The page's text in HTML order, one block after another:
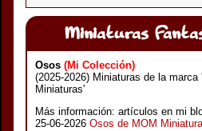
Miniaturas
Osos (Mi Colección)
(2025-2026) Miniaturas de la marca
Miniaturas'
Más información: artículos en mi
25-06-2026 Osos de MOM